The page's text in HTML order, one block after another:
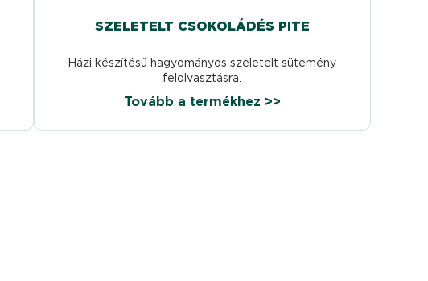
SZELETELT CSOKOLÁDÉS PITE
Házi készítésű hagyományos szeletelt sütemény
felolvasztásra.
Tovább a termékhez >>